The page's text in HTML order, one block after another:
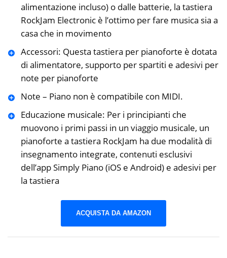
alimentazione incluso) o dalle batterie, la tastiera
RockJam Electronic è l’ottimo per fare musica sia a
casa che in movimento
Accessori: Questa tastiera per pianoforte è dotata
di alimentatore, supporto per spartiti e adesivi per
note per pianoforte
Note – Piano non è compatibile con MIDI.
Educazione musicale: Per i principianti che
muovono i primi passi in un viaggio musicale, un
pianoforte a tastiera RockJam ha due modalità di
insegnamento integrate, contenuti esclusivi
dell’app Simply Piano (iOS e Android) e adesivi per
la tastiera
ACQUISTA DA AMAZON